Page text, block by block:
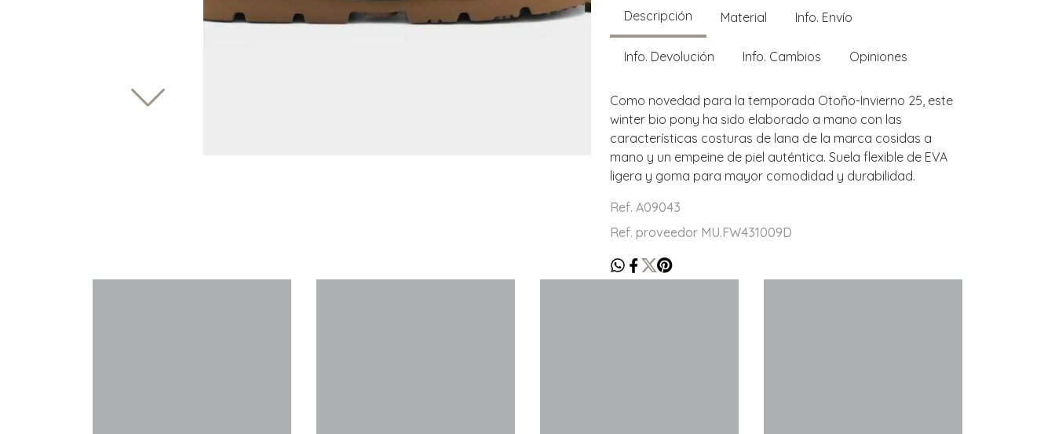
Descripción Material Info. Envío
Info. Devolución Info. Cambios Opiniones
Como novedad para la temporada Otoño-Invierno 25, este
winter bio pony ha sido elaborado a mano con las
características costuras de lana de la marca cosidas a
mano y un empeine de piel auténtica. Suela flexible de EVA
ligera y goma para mayor comodidad y durabilidad.
Ref. A09043
Ref. proveedor MU.FW431009D